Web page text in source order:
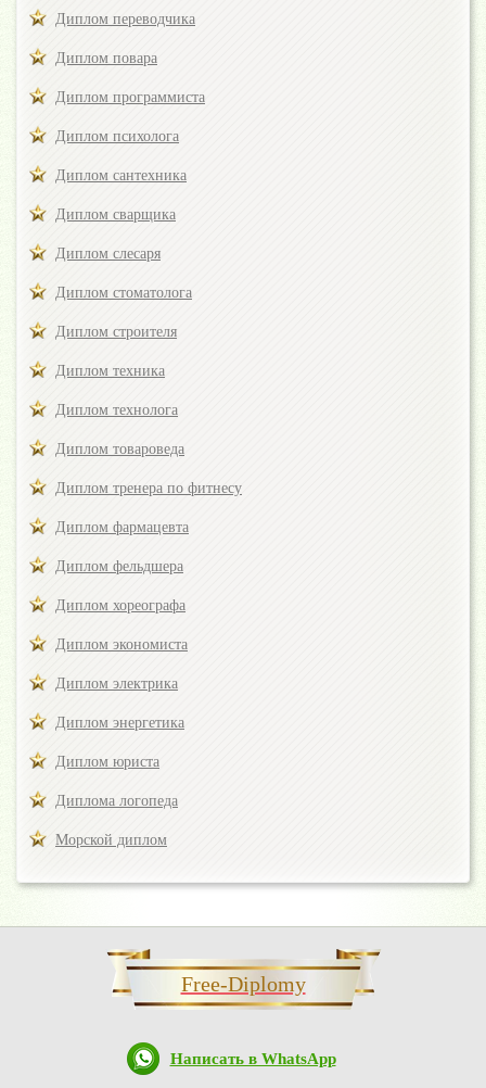
Диплом переводчика
Диплом повара
Диплом программиста
Диплом психолога
Диплом сантехника
Диплом сварщика
Диплом слесаря
Диплом стоматолога
Диплом строителя
Диплом техника
Диплом технолога
Диплом товароведа
Диплом тренера по фитнесу
Диплом фармацевта
Диплом фельдшера
Диплом хореографа
Диплом экономиста
Диплом электрика
Диплом энергетика
Диплом юриста
Диплома логопеда
Морской диплом
Free-Diplomy
Написать в WhatsApp